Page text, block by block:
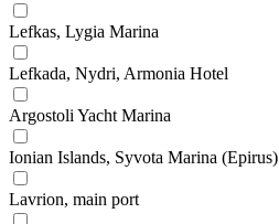
Lefkas, Lygia Marina
Lefkada, Nydri, Armonia Hotel
Argostoli Yacht Marina
Ionian Islands, Syvota Marina (Epirus)
Lavrion, main port